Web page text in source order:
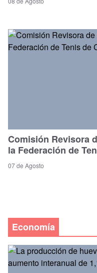
Comisión Revisora
la Federación de
07 de Agosto
Economía